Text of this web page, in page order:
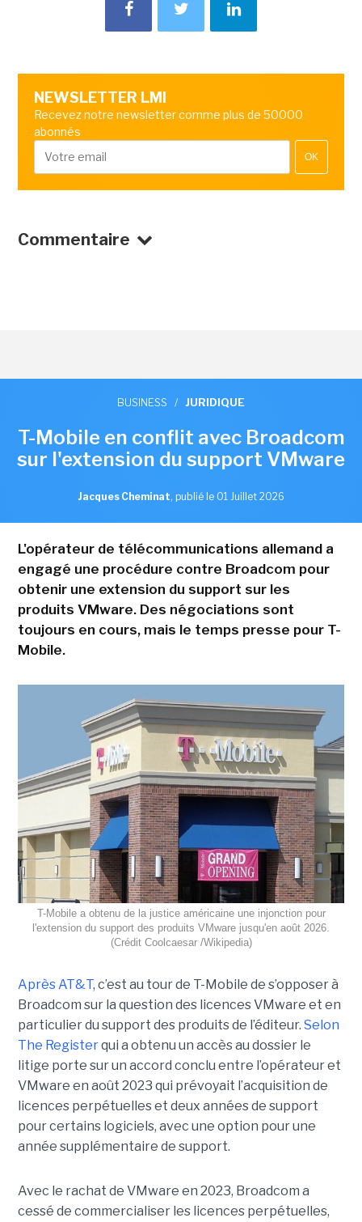
NEWSLETTER LMI
Recevez notre newsletter comme plus de 50000
abonnés
OK
Commentaire
BUSINESS / JURIDIQUE
T-Mobile en conflit avec Broadcom
sur l'extension du support VMware
Jacques Cheminat, publié le 01 Juillet 2026
L'opérateur de télécommunications allemand a
engagé une procédure contre Broadcom pour
obtenir une extension du support sur les
produits VMware. Des négociations sont
toujours en cours, mais le temps presse pour T-
Mobile.
T-Mobile a obtenu de la justice américaine une injonction pour
l'extension du support des produits VMware jusqu'en août 2026.
(Crédit Coolcaesar /Wikipedia)
Après AT&T, c’est au tour de T-Mobile de s’opposer à
Broadcom sur la question des licences VMware et en
particulier du support des produits de l’éditeur. Selon
The Registerqui a obtenu un accès au dossier le
litige porte sur un accord conclu entre l’opérateur et
VMware en août 2023 qui prévoyait l’acquisition de
licences perpétuelles et deux années de support
pour certains logiciels, avec une option pour une
année supplémentaire de support.
Avec le rachat de VMware en 2023, Broadcom a
cessé de commercialiser les licences perpétuelles,